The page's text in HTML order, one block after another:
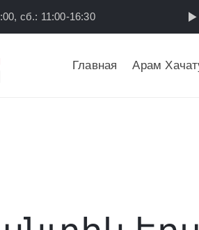
сб.: 11:00-16:30
Главная Арам